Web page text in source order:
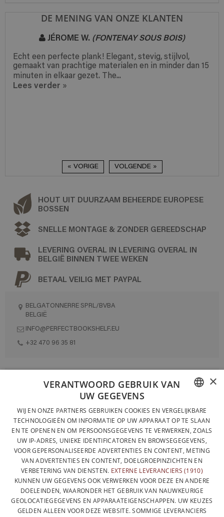
DE MENING VAN ONZE KLANTEN
JÉROME W. (FONTENAY SOUS BOIS)
Echt een perfecte plank! Elegant, stevig, stijlvol,
gemaakt van prachtige materialen en in minder dan 15
minuten in elkaar gezet. The...
Lees verder »
« VORIGE VOLGENDE »
HOUT UIT DUURZAAM BEHEERDE EUROPESE
BOSSEN
SNELLE MONTAGE & ZONDER GEREEDSCHAP
LEVERING OVERAL IN LEVERING OVERAL IN
BELGIË BINNEN TWEE WEKEN
BETAAL VEILIG MET PAYPAL
BELGATONNERRE SPRL/BVBA
BELGIË
INFO@PERFECTBOOKSHELF.EU
+32 470 96 35 81
VOLLEDIG ONTWORPEN EN GEPRODUCEERD IN BELGIË
PRIVACYBELEID
ALGEMENE VERKOOPVOORWAARDEN
SITEMAP
FRENCH
DUTCH
ENGLISH
×
VERANTWOORD GEBRUIK VAN
UW GEGEVENS
WIJ EN ONZE PARTNERS GEBRUIKEN COOKIES EN VERGELIJKBARE
TECHNOLOGIEËN OM INFORMATIE OP UW APPARAAT OP TE SLAAN
EN TE OPENEN EN OM PERSOONSGEGEVENS TE VERWERKEN, ZOALS
UW IP-ADRES, UNIEKE IDENTIFICATOREN EN BROWSEGEGEVENS,
VOOR GEPERSONALISEERDE ADVERTENTIES EN CONTENT, METING
VAN ADVERTENTIES EN CONTENT, DOELGROEPINZICHTEN EN
VERBETERING VAN DIENSTEN. EXTERNE LEVERANCIERS (1910)
KUNNEN UW GEGEVENS OOK VERWERKEN VOOR DEZE EN ANDERE
DOELEINDEN, WAARONDER HET GEBRUIK VAN NAUWKEURIGE
GEOLOCATIEGEGEVENS EN APPARAATEIGENSCHAPPEN. UW KEUZES
GELDEN ALLEEN VOOR DEZE WEBSITE. SOMMIGE LEVERANCIERS